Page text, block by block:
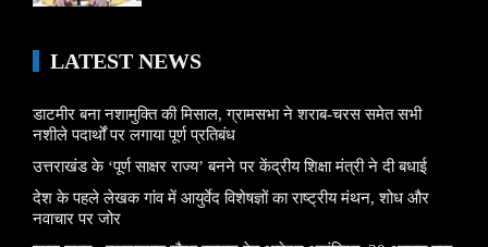
LATEST NEWS
डाटमीर बना नशामुक्ति की मिसाल, ग्रामसभा ने शराब-चरस समेत सभी
नशीले पदार्थों पर लगाया पूर्ण प्रतिबंध
उत्तराखंड के ‘पूर्ण साक्षर राज्य’ बनने पर केंद्रीय शिक्षा मंत्री ने दी बधाई
देश के पहले लेखक गांव में आयुर्वेद विशेषज्ञों का राष्ट्रीय मंथन, शोध और
नवाचार पर जोर